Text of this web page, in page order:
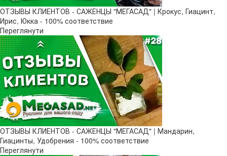
ОТЗЫВЫ КЛИЕНТОВ - САЖЕНЦЫ "МЕГАСАД" | Крокус, Гиацинт,
Ирис, Юкка - 100% соответствие
Переглянути
ОТЗЫВЫ КЛИЕНТОВ - САЖЕНЦЫ "МЕГАСАД" | Мандарин,
Гиацинты, Удобрения - 100% соответствие
Переглянути